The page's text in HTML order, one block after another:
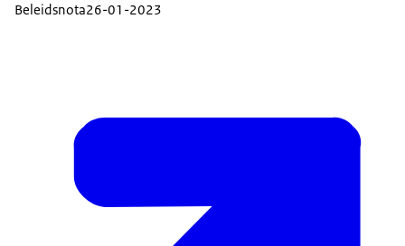
Beleidsnota26-01-2023